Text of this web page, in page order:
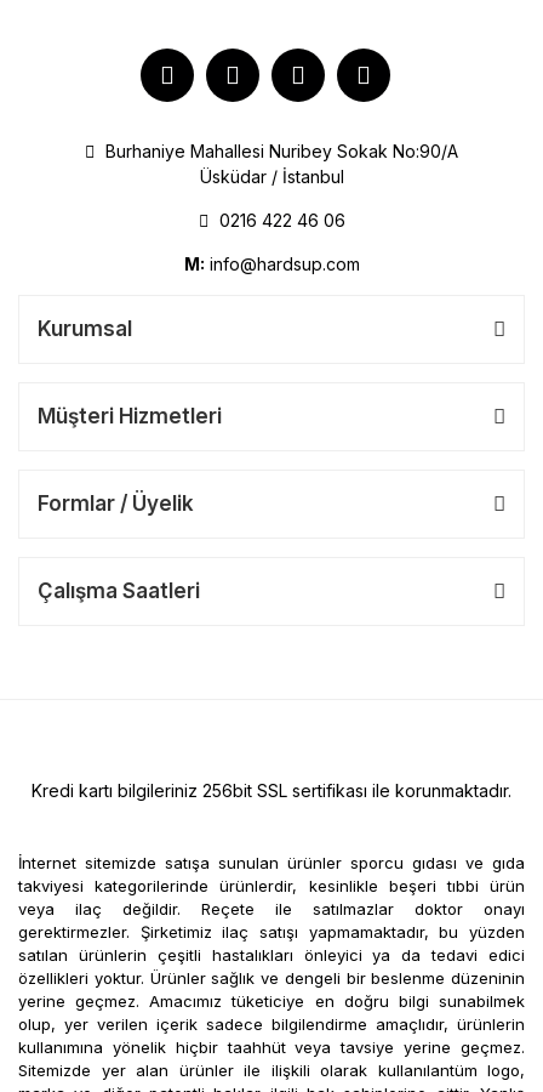
Burhaniye Mahallesi Nuribey Sokak No:90/A
Üsküdar / İstanbul
0216 422 46 06
M: info@hardsup.com
Kurumsal
Müşteri Hizmetleri
Formlar / Üyelik
Çalışma Saatleri
Kredi kartı bilgileriniz 256bit SSL sertifikası ile korunmaktadır.
İnternet sitemizde satışa sunulan ürünler sporcu gıdası ve gıda
takviyesi kategorilerinde ürünlerdir, kesinlikle beşeri tıbbi ürün
veya ilaç değildir. Reçete ile satılmazlar doktor onayı
gerektirmezler. Şirketimiz ilaç satışı yapmamaktadır, bu yüzden
satılan ürünlerin çeşitli hastalıkları önleyici ya da tedavi edici
özellikleri yoktur. Ürünler sağlık ve dengeli bir beslenme düzeninin
yerine geçmez. Amacımız tüketiciye en doğru bilgi sunabilmek
olup, yer verilen içerik sadece bilgilendirme amaçlıdır, ürünlerin
kullanımına yönelik hiçbir taahhüt veya tavsiye yerine geçmez.
Sitemizde yer alan ürünler ile ilişkili olarak kullanılantüm logo,